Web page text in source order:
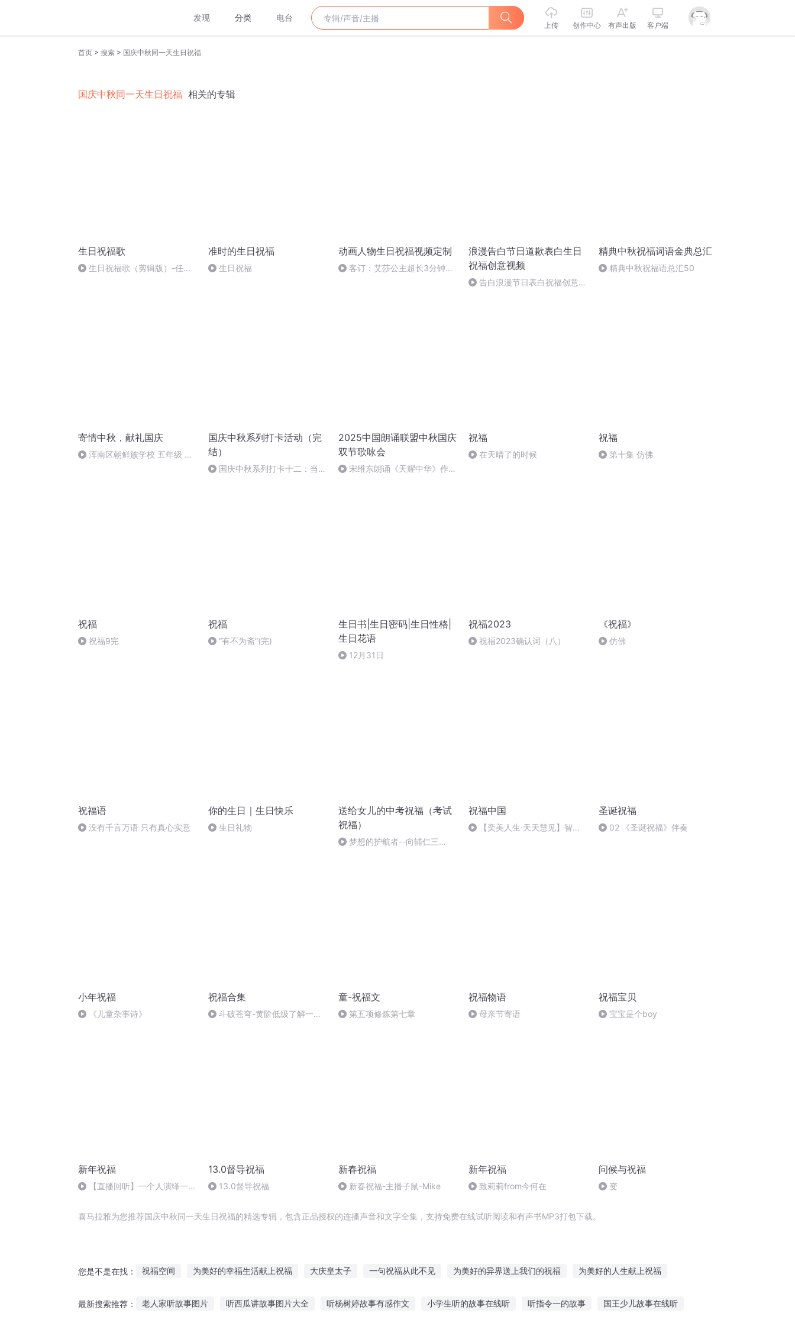
发现 分类 电台
上传 创作中心 有声出版 客户端
首页 > 搜索 > 国庆中秋同一天生日祝福
国庆中秋同一天生日祝福 相关的专辑
生日祝福歌
生日祝福歌（剪辑版）-任书
准时的生日祝福
生日祝福
动画人物生日祝福视频定制
客订：艾莎公主超长3分钟生
浪漫告白节日道歉表白生日
祝福创意视频
告白浪漫节日表白祝福创意宣
精典中秋祝福词语金典总汇
精典中秋祝福语总汇50
寄情中秋，献礼国庆
浑南区朝鲜族学校 五年级 孙
国庆中秋系列打卡活动（完
结）
国庆中秋系列打卡十二：当阳
2025中国朗诵联盟中秋国庆
双节歌咏会
宋维东朗诵《天耀中华》作
祝福
在天晴了的时候
祝福
第十集 仿佛
祝福
祝福9完
祝福
“有不为斋”(完)
生日书|生日密码|生日性格|
生日花语
12月31日
祝福2023
祝福2023确认词（八）
《祝福》
仿佛
祝福语
没有千言万语 只有真心实意
你的生日｜生日快乐
生日礼物
送给女儿的中考祝福（考试
祝福）
梦想的护航者--向辅仁三
祝福中国
【奕美人生·天天慧见】智慧
圣诞祝福
02 《圣诞祝福》伴奏
小年祝福
《儿童杂事诗》
祝福合集
斗破苍穹-黄阶低级了解一下
童-祝福文
第五项修炼第七章
祝福物语
母亲节寄语
祝福宝贝
宝宝是个boy
新年祝福
【直播回听】一个人演绎一个
13.0督导祝福
13.0督导祝福
新春祝福
新春祝福-主播子鼠-Mike
新年祝福
致莉莉from今何在
问候与祝福
变
喜马拉雅为您推荐国庆中秋同一天生日祝福的精选专辑，包含正品授权的连播声音和文字全集，支持免费在线试听阅读和有声书MP3打包下载。
您是不是在找： 祝福空间 为美好的幸福生活献上祝福 大庆皇太子 一句祝福从此不见 为美好的异界送上我们的祝福 为美好的人生献上祝福
最新搜索推荐： 老人家听故事图片 听西瓜讲故事图片大全 听杨树婷故事有感作文 小学生听的故事在线听 听指令一的故事 国王少儿故事在线听